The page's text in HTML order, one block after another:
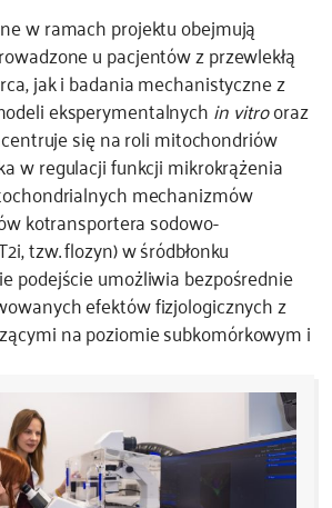
w ramach projektu obejmują
u pacjentów z przewlekłą
jak i badania mechanistyczne z
eksperymentalnychin vitrooraz
się na roli mitochondriów
w regulacji funkcji mikrokrążenia
mechanizmów
kotransportera sodowo-
tzw. flozyn) w śródbłonku
podejście umożliwia bezpośrednie
efektów fizjologicznych z
na poziomie subkomórkowym i